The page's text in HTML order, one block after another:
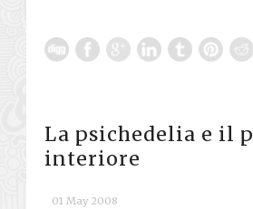
La psichedelia e il
interiore
01 May 2008